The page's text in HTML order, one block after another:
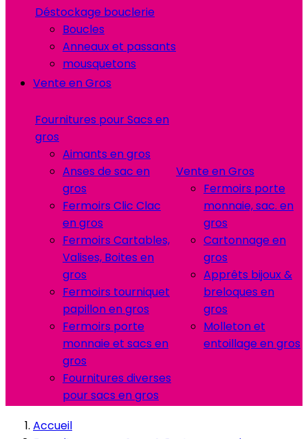
Déstockage bouclerie
Boucles
Anneaux et passants
mousquetons
Vente en Gros
Fournitures pour Sacs en
gros
Aimants en gros
Anses de sac en
gros
Fermoirs Clic Clac
en gros
Fermoirs Cartables,
Valises, Boites en
gros
Fermoirs tourniquet
papillon en gros
Fermoirs porte
monnaie et sacs en
gros
Fournitures diverses
pour sacs en gros
Vente en Gros
Fermoirs porte
monnaie, sac. en
gros
Cartonnage en
gros
Apprêts bijoux &
breloques en
gros
Molleton et
entoillage en gros
Accueil